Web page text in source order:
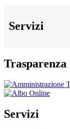
Servizi
Trasparenza
Servizi